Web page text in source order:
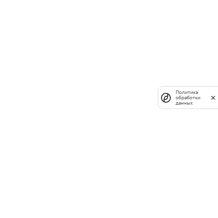
Политика
обработки
данных